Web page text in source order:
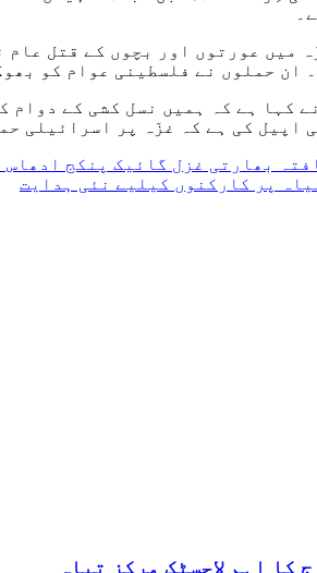
ان حملوں نے فلسطینی عوام کو
کہا ہے کہ ہمیں نسل کشی کے دوام
اپیل کی ہے کہ غزّہ پر اسرائیلی
بھارتی غزل گائیک پنکج ادھاس
پر کارکنوں کیلیے نئی ہدایت
کا اہم لاجسٹک مرکز تباہ